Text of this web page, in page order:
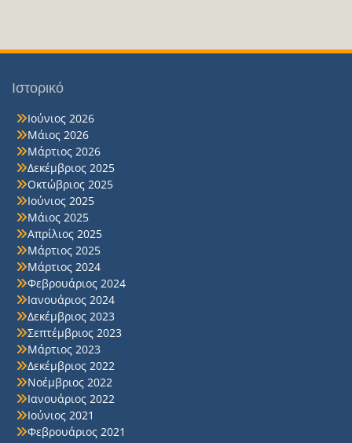
Ιστορικό
Ιούνιος 2026
Μάιος 2026
Μάρτιος 2026
Δεκέμβριος 2025
Οκτώβριος 2025
Ιούνιος 2025
Μάιος 2025
Απρίλιος 2025
Μάρτιος 2025
Μάρτιος 2024
Φεβρουάριος 2024
Ιανουάριος 2024
Δεκέμβριος 2023
Σεπτέμβριος 2023
Μάρτιος 2023
Δεκέμβριος 2022
Νοέμβριος 2022
Ιανουάριος 2022
Ιούνιος 2021
Φεβρουάριος 2021